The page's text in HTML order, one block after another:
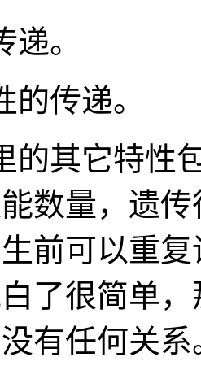
。
传递。
的其它特性
数量，遗
前可以重
了很简单
有任何关系